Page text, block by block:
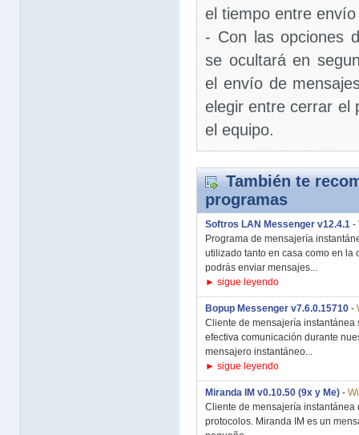
el tiempo entre
- Con las opciones
se ocultará en
el envío de
elegir entre cerrar el
el equipo.
También te
programas
Softros LAN Messenger v12.4.1 -
Programa de mensajería
utilizado tanto en casa como en la
podrás enviar mensajes...
► sigue leyendo
Bopup Messenger v7.6.0.15710 -
Cliente de mensajería
efectiva comunicación durante
mensajero instantáneo...
► sigue leyendo
Miranda IM v0.10.50 (9x y Me) -
Cliente de mensajería
protocolos. Miranda IM es un